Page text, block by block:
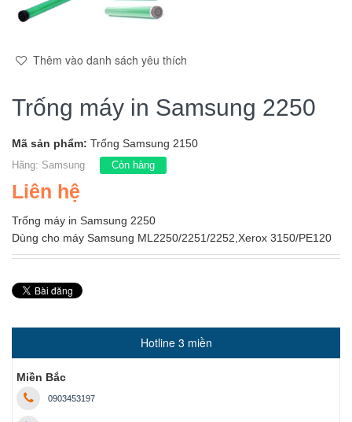
Thêm vào danh sách yêu thích
Trống máy in Samsung 2250
Mã sản phẩm: Trống Samsung 2150
Hãng: Samsung Còn hàng
Liên hệ
Trống máy in Samsung 2250
Dùng cho máy Samsung ML2250/2251/2252,Xerox 3150/PE120
Hotline 3 miền
Miền Bắc
0903453197